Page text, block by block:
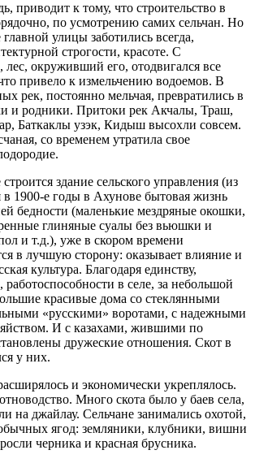
приводит к тому, что строительство в
по усмотрению самих сельчан. Но
улицы заботились всегда,
строгости, красоте. С
лес, окруживший его, отодвигался все
привело к измельчению водоемов. В
рек, постоянно мельчая, превратились в
и родники. Притоки рек Акчалы, Траш,
Баткаклы узэк, Кидыш высохли совсем.
со временем утратила свое
здание сельского управления (из
в 1900-е годы в Ахунове бытовая жизнь
бедности (маленькие мездряные окошки,
глиняные суалы без вьюшки и
и т.д.), уже в скором времени
в лучшую сторону: оказывает влияние и
культура. Благодаря единству,
работоспособности в селе, за небольшой
красивые дома со стеклянными
«русскими» воротами, с надежными
И с казахами, жившими по
дружеские отношения. Скот в
у них.
и экономически укреплялось.
Много скота было у баев села,
на джайлау. Сельчане занимались охотой,
ягод: земляники, клубники, вишни
черника и красная брусника.